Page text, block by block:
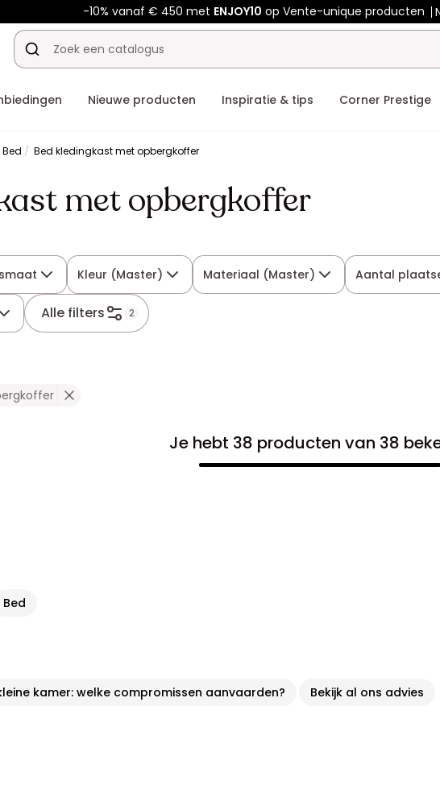
-10% vanaf € 450 met ENJOY10op Vente-unique producten
Nieuwe producten Inspiratie & tips Corner Prestige
Bed Bed kledingkast met opbergkoffer
met opbergkoffer
Kleur (Master) Materiaal (Master) Aantal
Alle filters 2
Je hebt 38 producten van 38
Bed
kamer: welke compromissen aanvaarden? Bekijk al ons advies